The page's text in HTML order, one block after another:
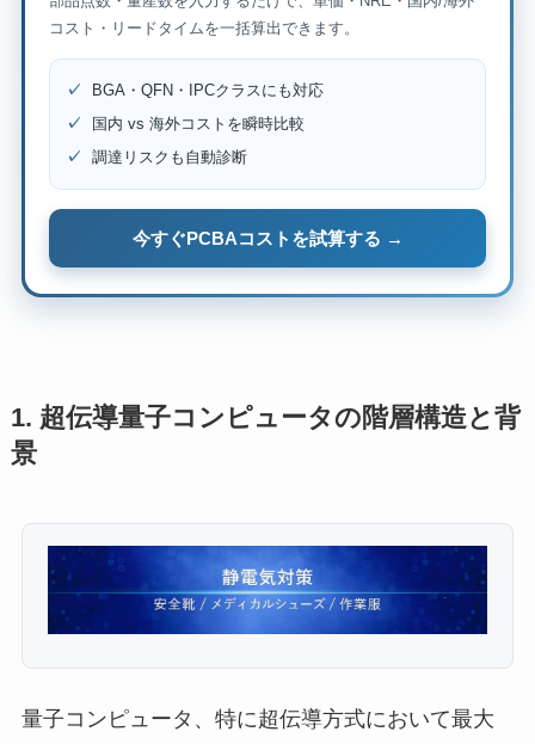
コスト・リードタイムを一括算出できます。
✓
BGA・QFN・IPCクラスにも対応
✓
国内 vs 海外コストを瞬時比較
✓
調達リスクも自動診断
今すぐPCBAコストを試算する →
1. 超伝導量子コンピュータの階層構造と背
景
量子コンピュータ、特に超伝導方式において最大